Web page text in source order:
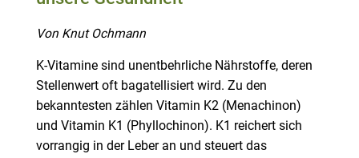
Von Knut Ochmann
K-Vitamine sind unentbehrliche Nährstoffe, deren
Stellenwert oft bagatellisiert wird. Zu den
bekanntesten zählen Vitamin K2 (Menachinon)
und Vitamin K1 (Phyllochinon). K1 reichert sich
vorrangig in der Leber an und steuert das